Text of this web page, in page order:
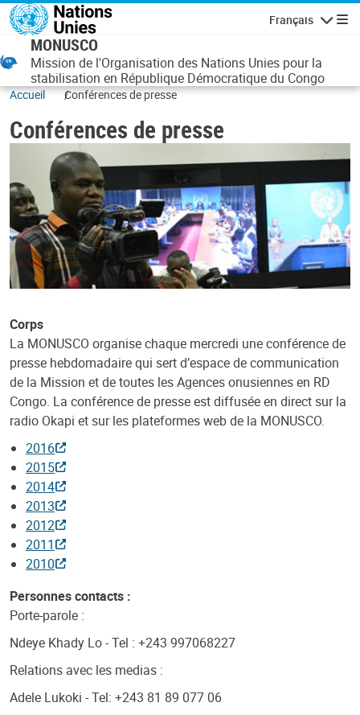
Aller au contenu principal
Français
MONUSCO
Mission de l'Organisation des Nations Unies pour la
stabilisation en République Démocratique du Congo
Accueil Conférences de presse
Conférences de presse
Corps
La MONUSCO organise chaque mercredi une conférence de
presse hebdomadaire qui sert d’espace de communication
de la Mission et de toutes les Agences onusiennes en RD
Congo. La conférence de presse est diffusée en direct sur la
radio Okapi et sur les plateformes web de la MONUSCO.
2016
2015
2014
2013
2012
2011
2010
Personnes contacts :
Porte-parole :
Ndeye Khady Lo - Tel : +243 997068227
Relations avec les medias :
Adele Lukoki - Tel: +243 81 89 077 06